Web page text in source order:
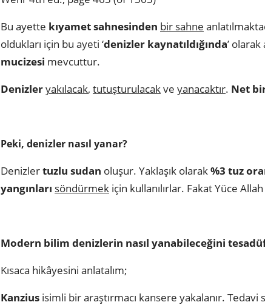
Bu ayette kıyamet sahnesinden bir sahne
oldukları için bu ayeti ‘denizler kaynatıldığında’
mucizesi mevcuttur.
Denizleryakılacak, tutuşturulacakve yanacaktır. Net
Peki, denizler nasıl yanar?
Denizlertuzlu sudan oluşur. Yaklaşık olarak%3 tuz
yangınları söndürmek için kullanılırlar. Fakat Yüce
Modern bilim denizlerin nasıl yanabileceğini
Kısaca hikâyesini anlatalım;
Kanzius isimli bir araştırmacı kansere yakalanır.